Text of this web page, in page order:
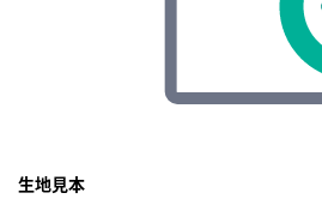
生地見本